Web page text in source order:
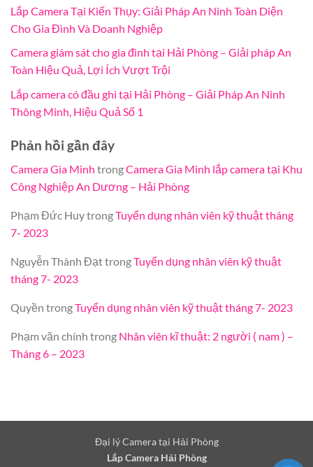
Lắp Camera Tại Kiến Thụy: Giải Pháp An Ninh Toàn Diện
Cho Gia Đình Và Doanh Nghiệp
Camera giám sát cho gia đình tại Hải Phòng – Giải pháp An
Toàn Hiệu Quả, Lợi Ích Vượt Trội
Lắp camera có đầu ghi tại Hải Phòng – Giải Pháp An Ninh
Thông Minh, Hiệu Quả Số 1
Phản hồi gần đây
Camera Gia Minh trongCamera Gia Minh lắp camera tại Khu
Công Nghiệp An Dương – Hải Phòng
Phạm Đức HuytrongTuyển dụng nhân viên kỹ thuật tháng
7- 2023
Nguyễn Thành ĐạttrongTuyển dụng nhân viên kỹ thuật
tháng 7- 2023
Quyền trongTuyển dụng nhân viên kỹ thuật tháng 7- 2023
Phạm văn chính trong Nhân viên kĩ thuật: 2 người ( nam ) –
Tháng 6 – 2023
Đại lý Camera tại Hải Phòng
Lắp Camera Hải Phòng